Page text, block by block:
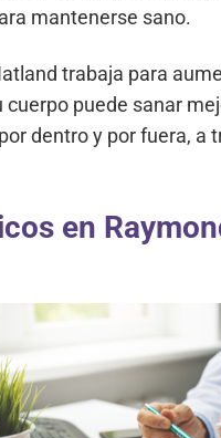
mantenerse sano.
trabaja para
puede sanar
dentro y por fuera, a
en